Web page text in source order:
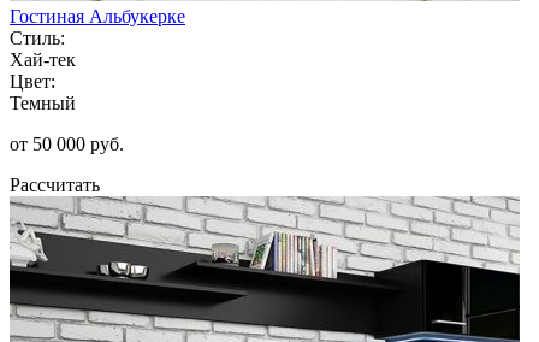
Гостиная Альбукерке
Стиль:
Хай-тек
Цвет:
Темный
от 50 000 руб.
Рассчитать